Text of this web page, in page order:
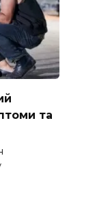
та